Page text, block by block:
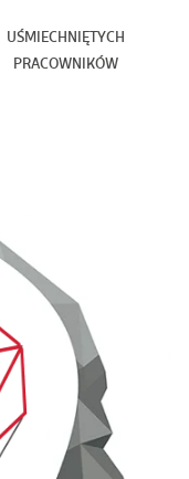
UŚMIECHNIĘTYCH
PRACOWNIKÓW